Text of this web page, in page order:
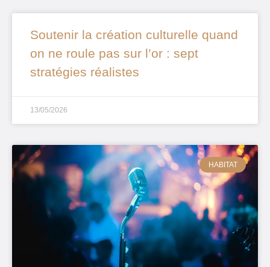
Soutenir la création culturelle quand
on ne roule pas sur l’or : sept
stratégies réalistes
13/05/2026
HABITAT